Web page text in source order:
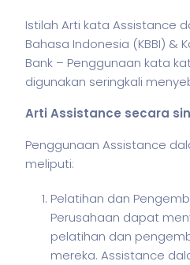
Istilah Arti kata Assistance
Bahasa Indonesia (KBBI) &
Bank – Penggunaan kata
digunakan seringkali
Arti Assistance secara
Penggunaan Assistance
meliputi:
Pelatihan dan
Perusahaan dapat
pelatihan dan
mereka. Assistance